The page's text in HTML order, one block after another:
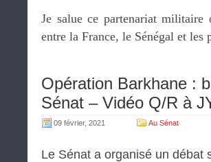
Je salue ce partenariat militaire
entre la France, le Sénégal et les
Opération Barkhane :
Sénat – Vidéo Q/R à
09 février, 2021 Au Sénat
Le Sénat a organisé un débat